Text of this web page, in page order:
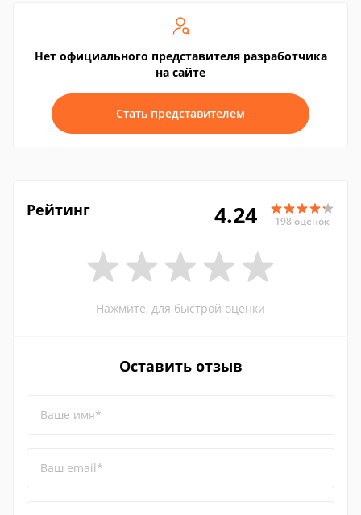
Нет официального представителя разработчика
на сайте
Стать представителем
Рейтинг 4.24 198 оценок
Нажмите, для быстрой оценки
Оставить отзыв
Ваше имя*
Ваш email*